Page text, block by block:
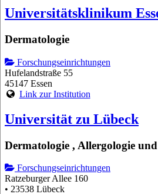
Universitätsklinikum
Dermatologie
Forschungseinrichtungen
Hufelandstraße 55
45147 Essen
Link zur Institution
Universität zu Lübeck
Dermatologie , Allergologie
Forschungseinrichtungen
Ratzeburger Allee 160
• 23538 Lübeck